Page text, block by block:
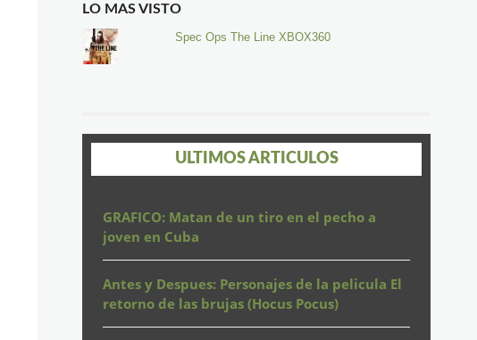
LO MAS VISTO
Spec Ops The Line XBOX360
ULTIMOS ARTICULOS
GRAFICO: Matan de un tiro en el pecho a
joven en Cuba
Antes y Despues: Personajes de la pelicula El
retorno de las brujas (Hocus Pocus)